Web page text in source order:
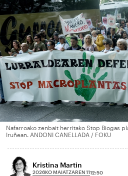
Nafarroako zenbait herritako Stop Biogas
Iruñean. ANDONI CANELLADA / FOKU
Kristina Martin
2026KO MAIATZAREN 1112:50